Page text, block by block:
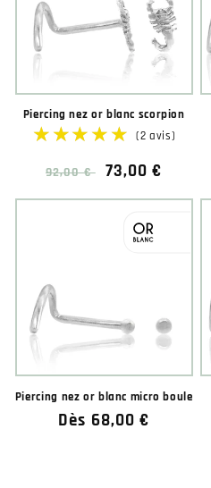
Piercing nez or blanc scorpion
Prix
habituel
92,00 €
Prix
soldé
73,00 €
Piercing nez or blanc micro boule
Prix
Dès 68,00 €